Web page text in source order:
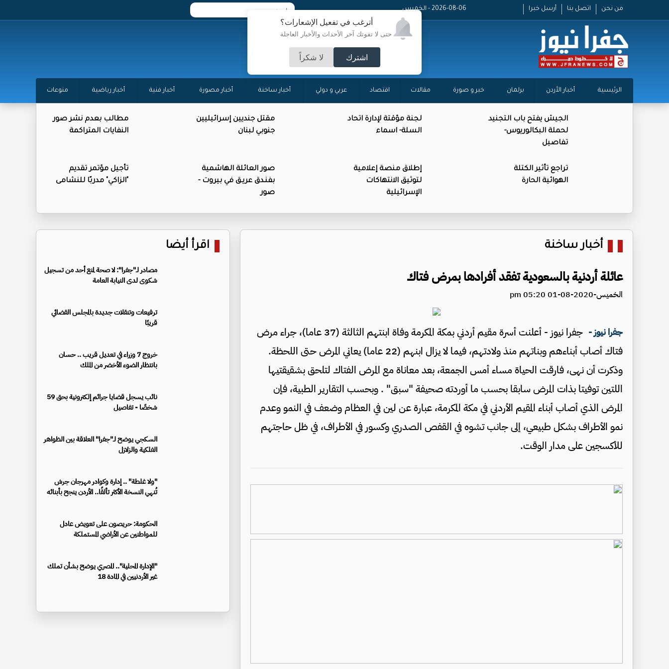
أترغب في تفعيل الإشعارات؟
حتى لا تفوتك آخر الأحداث والأخبار العاجلة
اشترك لا شكراً
من نحن اتصل بنا أرسل خبرا 2026-08-06 - الخميس
الرئيسية أخبار الأردن برلمان خبر و صورة مقالات اقتصاد عربي و دولي أخبار ساخنة أخبار مصورة أخبار فنية أخبار رياضية منوعات
الجيش يفتح باب التجنيد
لحملة البكالوريوس-
تفاصيل
لجنة مؤقتة لإدارة اتحاد
السلة- اسماء
مقتل جنديين إسرائيليين
جنوبي لبنان
مطالب بعدم نشر صور
النفايات المتراكمة
تراجع تأثير الكتلة
الهوائية الحارة
إطلاق منصة إعلامية
لتوثيق الانتهاكات
الإسرائيلية
صور العائلة الهاشمية
بفنـدق عريـق في بيروت -
صور
تأجيل مؤتمر تقديم
"الزاكي" مدربًا للنشامى
أخبار ساخنة
عائلة أردنية بالسعودية تفقد أفرادها بمرض فتاك
الخميس-2020-08-01 05:20 pm
جفرا نيوز -
جفرا نيوز - أعلنت أسرة مقيم أردني بمكة المكرمة وفاة ابنتهم الثالثة (37 عاما)، جراء مرض
فتاك أصاب أبناءهم وبناتهم منذ ولادتهم، فيما لا يزال ابنهم (22 عاما) يعاني المرض حتى اللحظة.
وذكرت أن نهى، فارقت الحياة مساء أمس الجمعة، بعد معاناة مع المرض الفتاك لتلحق بشقيقتيها
اللتين توفيتا بذات المرض سابقا بحسب ما أوردته صحيفة "سبق" . وبحسب التقارير الطبية، فإن
المرض الذي أصاب أبناء المقيم الأردني في مكة المكرمة، عبارة عن لين في العظام وضعف في النمو وعدم
نمو الأطراف بشكل طبيعي، إلى جانب تشوه في القفص الصدري وكسور في الأطراف، في ظل حاجتهم
للأكسجين على مدار الوقت.
اقرأ أيضا
مصادر لـ"جفرا": لا صحة لمنع أحد من تسجيل
شكوى لدى النيابة العامة
ترفيعات وتنقلات جديدة بالمجلس القضائي
قريبًا
خروج 7 وزراء في تعديل قريب .. حسان
بانتظار الضوء الأخضر من الملك
نائب يسجل قضايا جرائم إلكترونية بحق 59
شخصًا - تفاصيل
السكجي يوضح لـ"جفرا" العلاقة بين الظواهر
الفلكية والزلازل
"ولا غلطة" .. إدارة وكوادر مهرجان جرش
تُنهي النسخة الأكثر تألقًا.. الأردن ينجح بأبنائه
الحكومة: حريصون على تعويض عادل
للمواطنين عن الأراضي المستملكة
"الإدارة المحلية".. المصري يوضح بشأن تملك
غير الأردنيين في المادة 18